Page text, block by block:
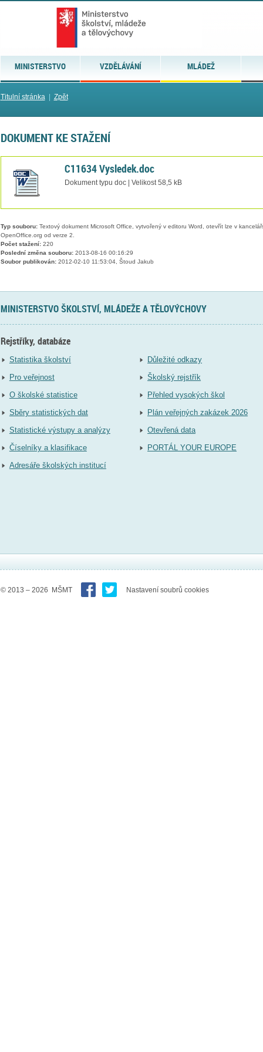
MINISTERSTVO VZDĚLÁVÁNÍ MLÁDEŽ
Titulní stránka| Zpět
DOKUMENT KE STAŽENÍ
C11634 Vysledek.doc
Dokument typu doc | Velikost 58,5 kB
Typ souboru:Textový dokument Microsoft Office, vytvořený v editoru Word, otevřít lze v
OpenOffice.org od verze 2.
Počet stažení:220
Poslední změna souboru:2013-08-16 00:16:29
Soubor publikován:2012-02-10 11:53:04, Štoud Jakub
MINISTERSTVO ŠKOLSTVÍ, MLÁDEŽE A TĚLOVÝCHOVY
Rejstříky, databáze
Statistika školství
Pro veřejnost
O školské statistice
Sběry statistických dat
Statistické výstupy a analýzy
Číselníky a klasifikace
Adresáře školských institucí
Důležité odkazy
Školský rejstřík
Přehled vysokých škol
Plán veřejných zakázek 2026
Otevřená data
PORTÁL YOUR EUROPE
© 2013 – 2026 MŠMT Nastavení soubrů cookies